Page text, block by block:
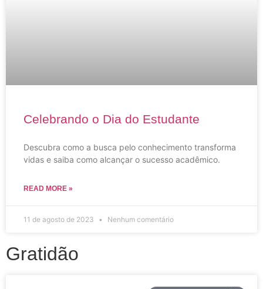
Celebrando o Dia do Estudante
Descubra como a busca pelo conhecimento transforma
vidas e saiba como alcançar o sucesso acadêmico.
READ MORE »
11 de agosto de 2023 Nenhum comentário
Gratidão